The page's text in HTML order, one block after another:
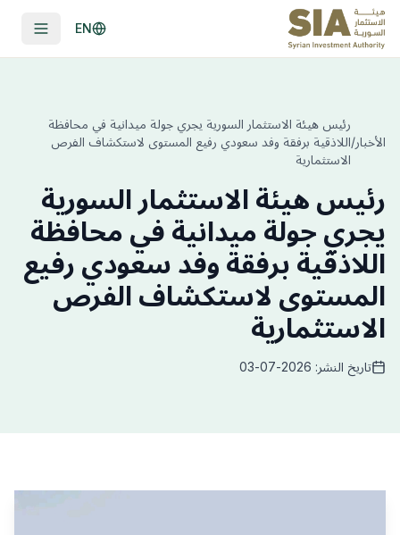
EN
الأخبار/
رئيس هيئة الاستثمار السورية يجري جولة ميدانية في محافظة
اللاذقية برفقة وفد سعودي رفيع المستوى لاستكشاف الفرص
الاستثمارية
رئيس هيئة الاستثمار السورية
يجري جولة ميدانية في محافظة
اللاذقية برفقة وفد سعودي رفيع
المستوى لاستكشاف الفرص
الاستثمارية
تاريخ النشر: 2026-07-03